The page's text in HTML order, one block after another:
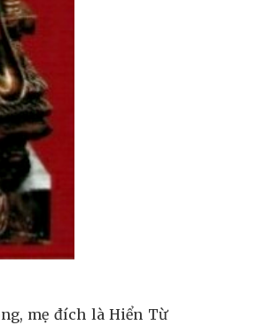
mẹ đích là Hiển Từ